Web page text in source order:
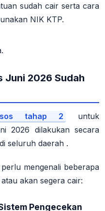
sudah cair serta cara
NIK KTP.
Juni 2026 Sudah
tahap 2
untuk
2026 dilakukan secara
seluruh daerah .
mengenali beberapa
akan segera cair:
Pengecekan